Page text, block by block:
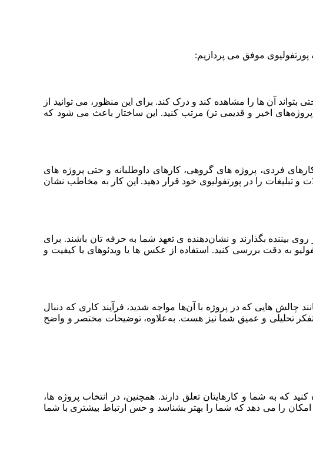
موفق می‌ پردازیم:
آن‌ ها را مشاهده کند و درک کند. برای این منظور، می‌ توانید از
اخیر و قدیمی‌ تر) مرتب کنید. این ساختار باعث می‌ شود که
فردی، پروژه‌ های گروهی، کارهای داوطلبانه و حتی پروژه‌ های
و تبلیغات را در پورتفولیوی خود قرار دهید. این کار به مخاطب نشان
بیننده بگذارند و نشان‌دهنده‌ ی تعهد شما به حرفه‌ تان باشند. برای
به دقت بررسی کنید. استفاده از عکس‌ ها یا ویدئوهای با کیفیت و
چالش‌ هایی که در پروژه با آن‌ها مواجه شدید، فرآیند کاری که دنبال
تفکر تحلیلی و عمیق شما نیز هست. به‌علاوه، توضیحات مختصر و واضح
که به شما و کارهایتان تعلق دارند. همچنین، در انتخاب پروژه‌ ها،
را می‌ دهد که شما را بهتر بشناسد و حس ارتباط بیشتری با شما